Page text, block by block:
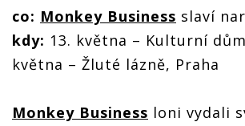
co: Monkey Business slaví
kdy: 13. května – Kulturní
května – Žluté lázně, Praha
Monkey Business loni vydali